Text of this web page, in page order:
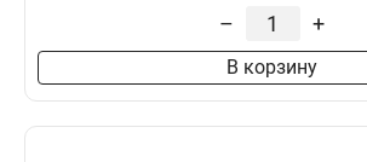
– +
В корзину